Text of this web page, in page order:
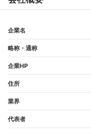
企業名
略称・通称
企業HP
住所
業界
代表者